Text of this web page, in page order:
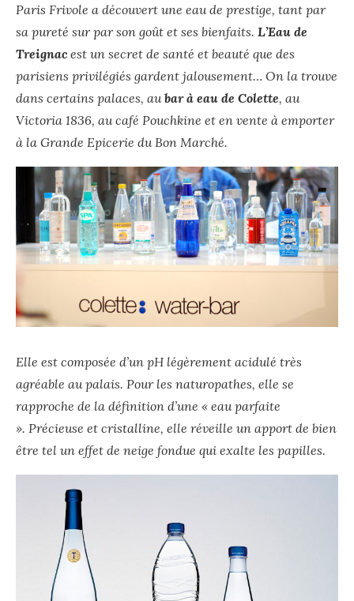
Paris Frivole a découvert une eau de prestige, tant par
sa pureté sur par son goût et ses bienfaits. L’Eau de
Treignac est un secret de santé et beauté que des
parisiens privilégiés gardent jalousement… On la trouve
dans certains palaces, aubar à eau de Colette, au
Victoria 1836, au café Pouchkine et en vente à emporter
à la Grande Epicerie du Bon Marché.
Elle est composée d’un pH légèrement acidulé très
agréable au palais. Pour les naturopathes, elle se
rapproche de la définition d’une « eau parfaite
». Précieuse et cristalline, elle réveille un apport de bien
être tel un effet de neige fondue qui exalte les papilles.